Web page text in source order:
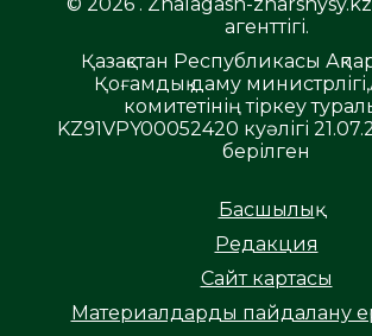
агенттігі.
Қазақстан Республикасы
Қоғамдық даму
комитетінің тіркеу
KZ91VPY00052420 куәлігі
берілген
Басшылық
Редакция
Сайт картасы
Материалдарды пайдалану